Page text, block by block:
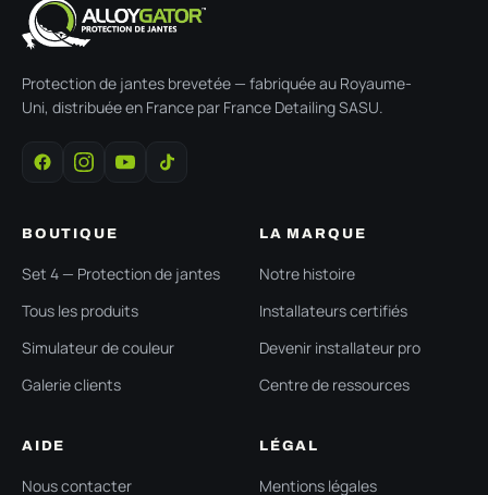
Protection de jantes brevetée — fabriquée au Royaume-
Uni, distribuée en France par France Detailing SASU.
BOUTIQUE
Set 4 — Protection de jantes
Tous les produits
Simulateur de couleur
Galerie clients
LA MARQUE
Notre histoire
Installateurs certifiés
Devenir installateur pro
Centre de ressources
AIDE
Nous contacter
LÉGAL
Mentions légales